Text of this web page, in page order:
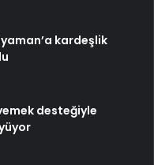
kardeşlik
desteğiyle